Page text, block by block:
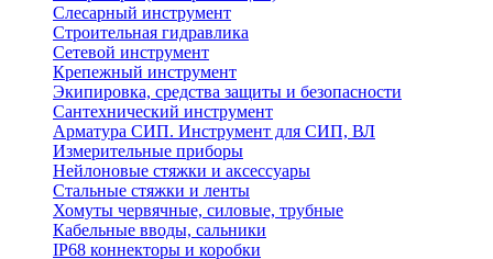
Слесарный инструмент
Строительная гидравлика
Сетевой инструмент
Крепежный инструмент
Экипировка, средства защиты и безопасности
Сантехнический инструмент
Арматура СИП. Инструмент для СИП, ВЛ
Измерительные приборы
Нейлоновые стяжки и аксессуары
Стальные стяжки и ленты
Хомуты червячные, силовые, трубные
Кабельные вводы, сальники
IP68 коннекторы и коробки